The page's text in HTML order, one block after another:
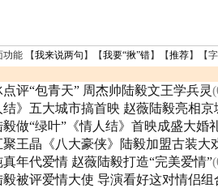
功能 【我来说两句 】【我要“揪”错】【推荐】【
评“包青天” 周杰帅陆毅文王学兵灵
结》五大城市搞首映 赵薇陆毅亮相京
毅做“绿叶”《情人结》首映成盛大婚
聚王晶《八大豪侠》陆毅加盟古装大
年代爱情 赵薇陆毅打造“完美爱情”
毅被评爱情大使 导演看好这对情侣组